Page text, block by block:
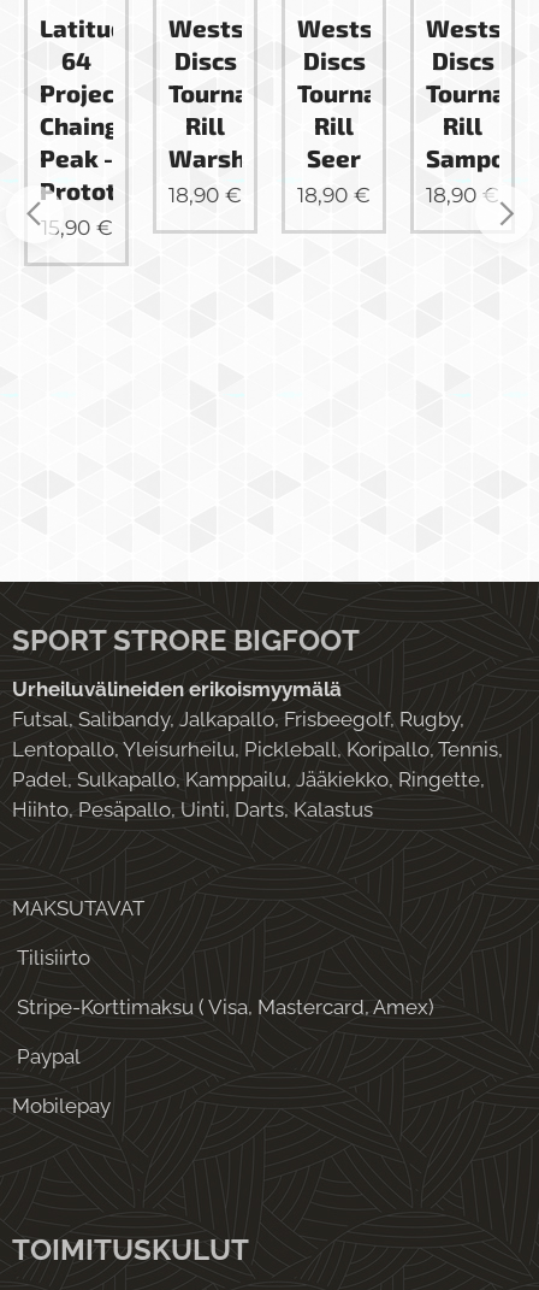
Westside
Discs
Tournament
Rill
Warship
18,90€
Westside
Discs
Tournament
Rill
Seer
18,90 €
Westside
Discs
Tournament
Rill
Sampo
18,90 €
Westside
Discs
Rill
King
18,90 €
SPORT STRORE BIGFOOT
Urheiluvälineiden erikoismyymälä
Futsal, Salibandy, Jalkapallo, Frisbeegolf, Rugby,
Lentopallo, Yleisurheilu, Pickleball, Koripallo, Tennis,
Padel, Sulkapallo, Kamppailu, Jääkiekko, Ringette,
Hiihto, Pesäpallo, Uinti, Darts, Kalastus
MAKSUTAVAT
Tilisiirto
Stripe-Korttimaksu ( Visa, Mastercard, Amex)
Paypal
Mobilepay
TOIMITUSKULUT